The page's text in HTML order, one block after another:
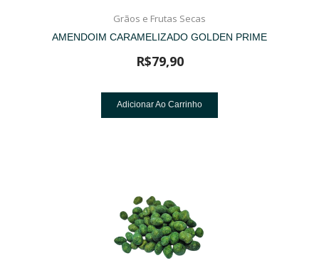
Grãos e Frutas Secas
AMENDOIM CARAMELIZADO GOLDEN PRIME
R$79,90
Adicionar Ao Carrinho